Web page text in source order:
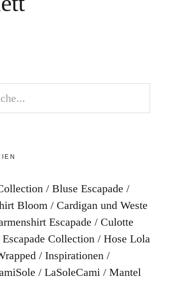
Bluse Escapade
Bloom
Cardigan und Weste
Escapade
Culotte
Escapade Collection
Hose Lola
Inspirationen
LaSoleCami
Mantel